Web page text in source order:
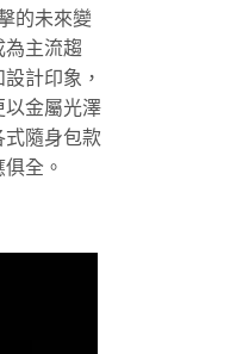
的未來變
為主流趨
計印象，
以金屬光澤
隨身包款
全。